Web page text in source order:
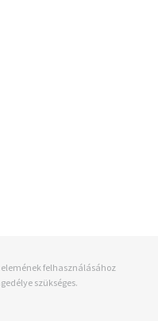
felhasználásához
szükséges.